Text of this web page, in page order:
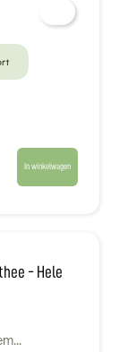
In winkelwagen
- Hele